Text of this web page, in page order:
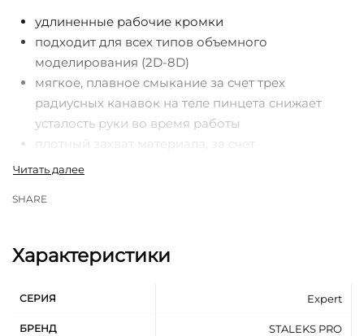
удлиненные рабочие кромки
подходит для всех типов объемного
моделирования (2D-8D)
мягкое, плавное смыкание за счет трех
радиусных канавок на теле пинцета cнижает
усталость руки во время работы
плотный захват материала, за счет
равномерного смыкания рабочих кромок по
профессиональная ручная заточка рабочих
удобная рабочая часть пинцета, узкие кромки
уголках глаза
профессиональная шлифовка и полировка
SHARE
Характеристики
СЕРИЯ Expert
БРЕНД STALEKS PRO